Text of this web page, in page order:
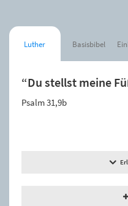
Luther Basisbibel
“Du stellst meine
Psalm 31,9b